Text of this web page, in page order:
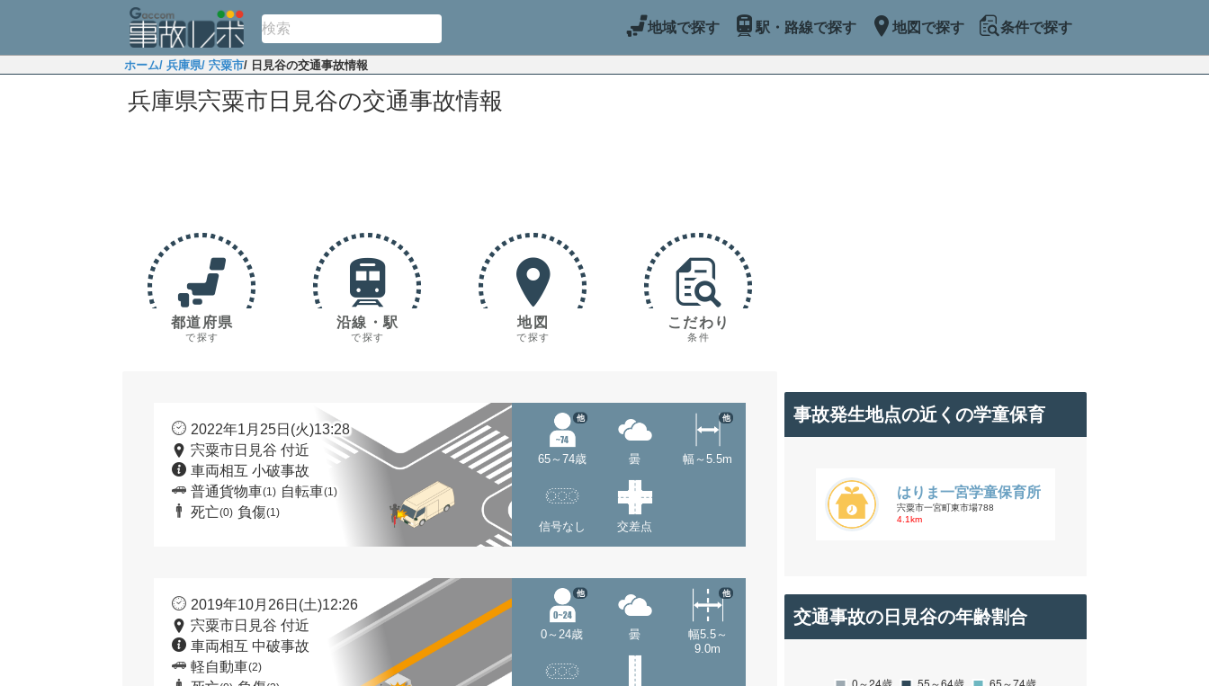
地域で探す 駅・路線で探す 地図で探す 条件で探す
ホーム/ 兵庫県/ 宍粟市/ 日見谷の交通事故情報
兵庫県宍粟市日見谷の交通事故情報
都道府県
で探す
沿線・駅
で探す
地図
で探す
こだわり
条件
2022年1月25日(火)13:28
宍粟市日見谷 付近
車両相互 小破事故
普通貨物車(1) 自転車(1)
死亡(0) 負傷(1)
65～74歳
他
曇 幅～5.5m
他
信号なし 交差点
2019年10月26日(土)12:26
宍粟市日見谷 付近
車両相互 中破事故
軽自動車(2)
0～24歳
他
曇
幅5.5～
9.0m
他
事故発生地点の近くの学童保育
はりま一宮学童保育所
宍粟市一宮町東市場788
4.1km
交通事故の日見谷の年齢割合